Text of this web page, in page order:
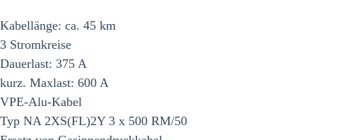
Kabellänge: ca. 45 km
3 Stromkreise
Dauerlast: 375 A
kurz. Maxlast: 600 A
VPE-Alu-Kabel
Typ NA 2XS(FL)2Y 3 x 500 RM/50